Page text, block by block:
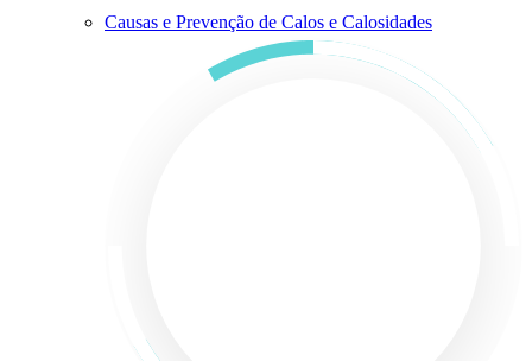
Causas e Prevenção de Calos e Calosidades